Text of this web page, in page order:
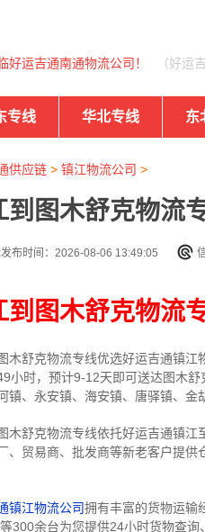
好运吉通南通物流公司！ （好运
专线 华北专线 东
供应链> 镇江物流公司 >
到图木舒克物流
布时间：2026-08-06 13:49:05
到图木舒克物流
木舒克物流专线优选好运吉通镇江
小时，预计9-12天即可送达图木
镇、永安镇、海安镇、唐驿镇、金
木舒克物流专线依托好运吉通镇
、贸易商、批发商等新老客户提供
镇江物流公司拥有丰富的货物运输
300余台为您提供24小时货物查询